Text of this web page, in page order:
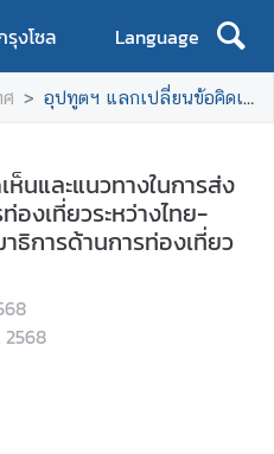
งโซล
Language
อุปทูตฯ แลกเปลี่ยนข้อคิดเห็นและแนวทางในการส่งเสริมความร่วมมือด้านการท่องเที่ยวระหว่างไทย-เกาหลีใต้ร่วมกับคณะกรรมาธิการด้านการท่องเที่ยว สภาผู้แทนราษฎร
นและแนวทางในการส่ง
องเที่ยวระหว่างไทย-
ธิการด้านการท่องเที่ยว